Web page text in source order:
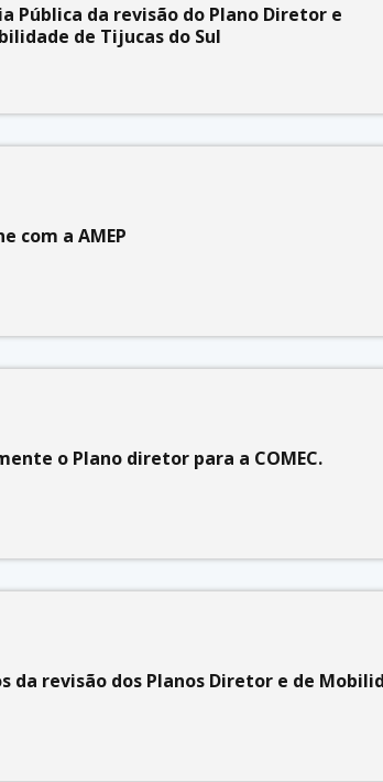
Pública da revisão do Plano Diretor e
de Tijucas do Sul
com a AMEP
o Plano diretor para a COMEC.
da revisão dos Planos Diretor e de